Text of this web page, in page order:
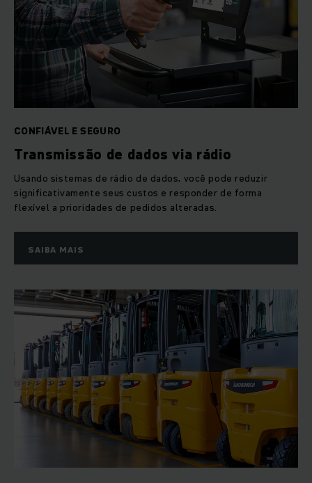
CONFIÁVEL E SEGURO
Transmissão de dados via rádio
Usando sistemas de rádio de dados, você pode reduzir
significativamente seus custos e responder de forma
flexível a prioridades de pedidos alteradas.
SAIBA MAIS